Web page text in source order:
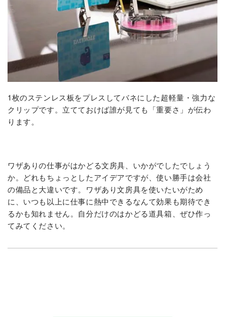
1枚のステンレス板をプレスしてバネにした超軽量・強力な
クリップです。立てておけば誰が見ても「重要さ」が伝わ
ります。
ワザありの仕事がはかどる文房具、いかがでしたでしょう
か。どれもちょっとしたアイデアですが、使い勝手は会社
の備品と大違いです。ワザあり文房具を使いたいがため
に、いつも以上に仕事に熱中できるなんて効果も期待でき
るかも知れません。自分だけのはかどる道具箱、ぜひ作っ
てみてください。